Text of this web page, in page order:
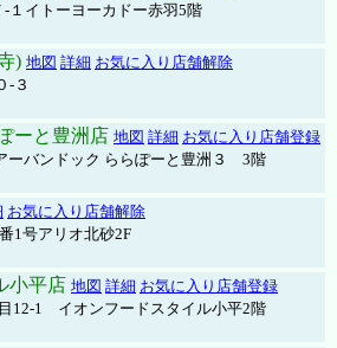
１イトーヨーカドー赤羽5階
) 地図 詳細 お気に入り店舗解除
-３
ーと豊洲店 地図 詳細 お気に入り店舗登録
バンドック ららぽーと豊洲３ 3階
お気に入り店舗解除
1号アリオ北砂2F
小平店 地図 詳細 お気に入り店舗登録
12-1 イオンフードスタイル小平2階